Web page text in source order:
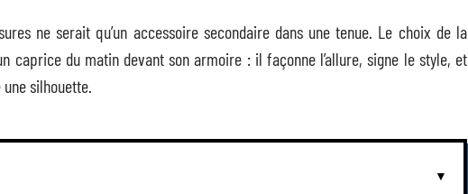
ne serait qu’un accessoire secondaire dans une tenue. Le choix de la
caprice du matin devant son armoire : il façonne l’allure, signe le style, et
silhouette.